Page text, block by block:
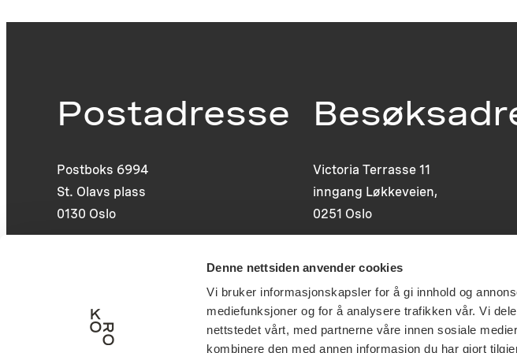
Denne nettsiden anvender cookies
Vi bruker informasjonskapsler for å gi innhold og
mediefunksjoner og for å analysere trafikken vår. Vi
nettstedet vårt, med partnerne våre innen sosiale
kombinere den med annen informasjon du har gjort
Postadresse
Postboks 6994
St. Olavs plass
0130 Oslo
Victoria Terrasse 11
inngang Løkkeveien,
0251 Oslo